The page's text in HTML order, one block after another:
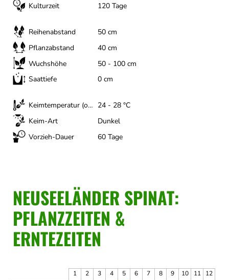
Kulturzeit
120 Tage
Reihenabstand
50 cm
Pflanzabstand
40 cm
Wuchshöhe
50 - 100 cm
Saattiefe
0 cm
Keimtemperatur (optimal)
24 - 28 °C
Keim-Art
Dunkel
Vorzieh-Dauer
60 Tage
NEUSEELÄNDER SPINAT:
PFLANZZEITEN &
ERNTEZEITEN
1 2 3 4 5 6 7 8 9 10 11
12